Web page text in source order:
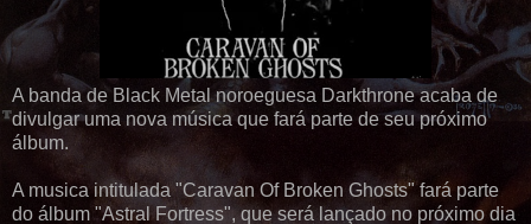
A banda de Black Metal noroeguesa Darkthrone acaba de
divulgar uma nova música que fará parte de seu próximo
álbum.
A musica intitulada "Caravan Of Broken Ghosts" fará parte
do álbum "Astral Fortress", que será lançado no próximo dia